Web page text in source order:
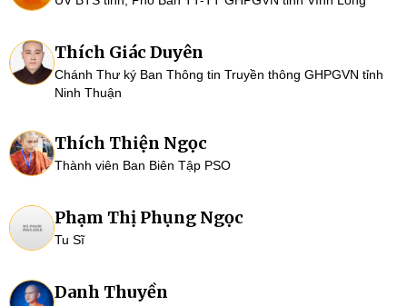
Thích Giác Duyên
Chánh Thư ký Ban Thông tin Truyền thông GHPGVN tỉnh
Ninh Thuận
Thích Thiện Ngọc
Thành viên Ban Biên Tập PSO
Phạm Thị Phụng Ngọc
Tu Sĩ
Danh Thuyền